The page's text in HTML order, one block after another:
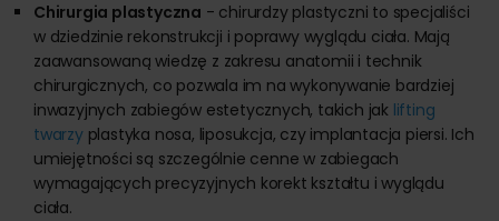
Chirurgia plastyczna - chirurdzy plastyczni to specjaliści
w dziedzinie rekonstrukcji i poprawy wyglądu ciała. Mają
zaawansowaną wiedzę z zakresu anatomii i technik
chirurgicznych, co pozwala im na wykonywanie bardziej
inwazyjnych zabiegów estetycznych, takich jak lifting
twarzyplastyka nosa, liposukcja, czy implantacja piersi. Ich
umiejętności są szczególnie cenne w zabiegach
wymagających precyzyjnych korekt kształtu i wyglądu
ciała.